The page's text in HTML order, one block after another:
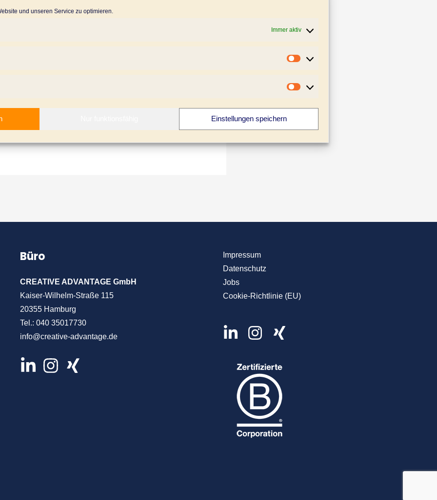
und unseren Service zu optimieren.
Immer aktiv
Statistiken
Marketing
Einstellungen speichern
Future:
die
wissen müssen
Büro
CREATIVE ADVANTAGE GmbH
Kaiser-Wilhelm-Straße 115
20355 Hamburg
Tel.: 040 35017730
info@creative-advantage.de
Impressum
Datenschutz
Jobs
Cookie-Richtlinie (EU)